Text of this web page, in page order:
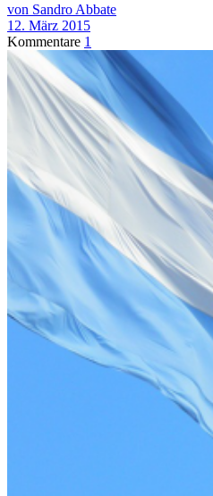
von Sandro Abbate
12. März 2015
Kommentare 1